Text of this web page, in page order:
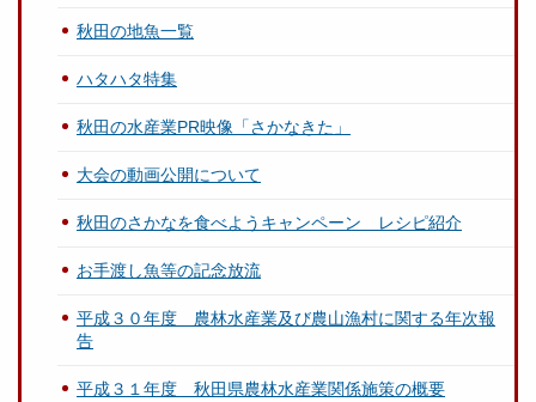
秋田の地魚一覧
ハタハタ特集
秋田の水産業PR映像「さかなきた」
大会の動画公開について
秋田のさかなを食べようキャンペーン レシピ紹介
お手渡し魚等の記念放流
平成３０年度 農林水産業及び農山漁村に関する年次報
告
平成３１年度 秋田県農林水産業関係施策の概要